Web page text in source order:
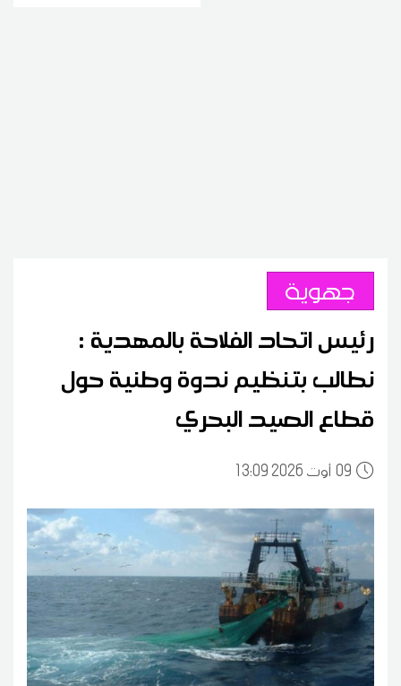
جهوية
رئيس اتحاد الفلاحة بالمهدية :
نطالب بتنظيم ندوة وطنية حول
قطاع الصيد البحري
0913:09 2026 أوت